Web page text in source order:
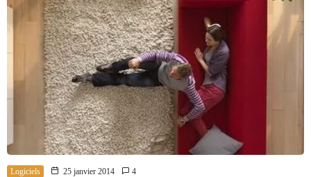
Logiciels 25 janvier 2014 4